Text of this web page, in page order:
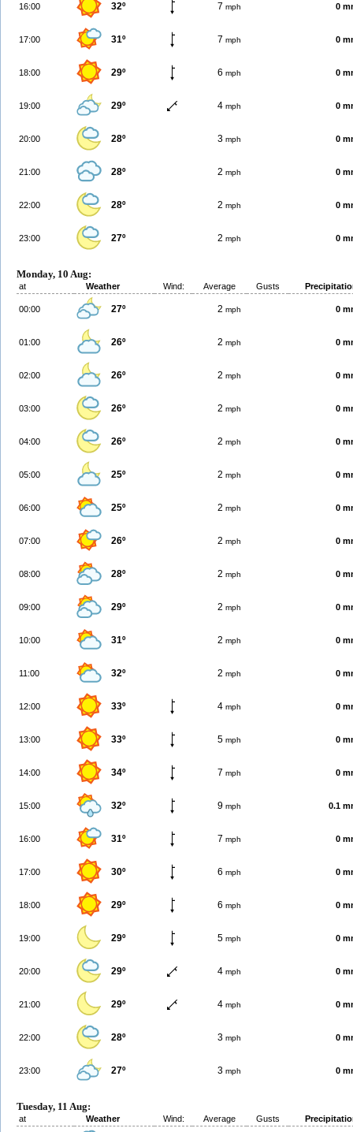
16:00 32º 7 mph 0
17:00 31º 7 mph 0
18:00 29º 6 mph 0
19:00 29º 4 mph 0
20:00 28º 3 mph 0
21:00 28º 2 mph 0
22:00 28º 2 mph 0
23:00 27º 2 mph 0
Monday, 10 Aug:
at Weather Wind: Average Gusts
00:00 27º 2 mph 0
01:00 26º 2 mph 0
02:00 26º 2 mph 0
03:00 26º 2 mph 0
04:00 26º 2 mph 0
05:00 25º 2 mph 0
06:00 25º 2 mph 0
07:00 26º 2 mph 0
08:00 28º 2 mph 0
09:00 29º 2 mph 0
10:00 31º 2 mph 0
11:00 32º 2 mph 0
12:00 33º 4 mph 0
13:00 33º 5 mph 0
14:00 34º 7 mph 0
15:00 32º 9 mph 0.1
16:00 31º 7 mph 0
17:00 30º 6 mph 0
18:00 29º 6 mph 0
19:00 29º 5 mph 0
20:00 29º 4 mph 0
21:00 29º 4 mph 0
22:00 28º 3 mph 0
23:00 27º 3 mph 0
Tuesday, 11 Aug:
at Weather Wind: Average Gusts